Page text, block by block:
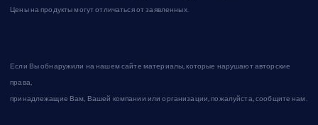
Цены на продукты могут отличаться от заявленных.
Если Вы обнаружили на нашем сайте материалы, которые нарушают авторские
права,
принадлежащие Вам, Вашей компании или организации, пожалуйста, сообщите нам.